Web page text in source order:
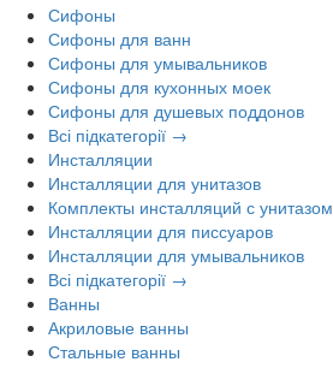
Сифоны
Сифоны для ванн
Сифоны для умывальников
Сифоны для кухонных моек
Сифоны для душевых поддонов
Всі підкатегорії →
Инсталляции
Инсталляции для унитазов
Комплекты инсталляций с унитазом
Инсталляции для писсуаров
Инсталляции для умывальников
Всі підкатегорії →
Ванны
Акриловые ванны
Стальные ванны